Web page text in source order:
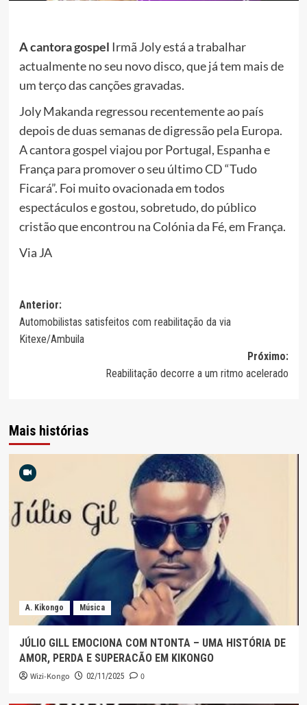
A cantora gospel Irmã Joly está a trabalhar
actualmente no seu novo disco, que já tem mais de
um terço das canções gravadas.
Joly Makanda regressou recentemente ao país
depois de duas semanas de digressão pela Europa.
A cantora gospel viajou por Portugal, Espanha e
França para promover o seu último CD “Tudo
Ficará”. Foi muito ovacionada em todos
espectáculos e gostou, sobretudo, do público
cristão que encontrou na Colónia da Fé, em França.
Via JA
Navegação
de
Anterior:
Automobilistas satisfeitos com reabilitação da via
Kitexe/Ambuila
Próximo:
Reabilitação decorre a um ritmo acelerado
Mais histórias
A. Kikongo Música
JÚLIO GILL EMOCIONA COM NTONTA – UMA HISTÓRIA DE
AMOR, PERDA E SUPERACÃO EM KIKONGO
Wizi-Kongo 02/11/2025 0